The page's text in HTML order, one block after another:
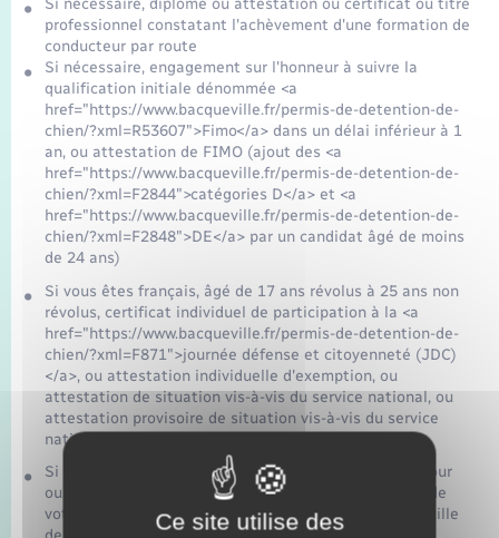
Si nécessaire, diplôme ou attestation ou certificat ou titre
professionnel constatant l'achèvement d'une formation de
conducteur par route
Si nécessaire, engagement sur l'honneur à suivre la
qualification initiale dénommée <a
href="https://www.bacqueville.fr/permis-de-detention-de-
chien/?xml=R53607">Fimo</a> dans un délai inférieur à 1
an, ou attestation de FIMO (ajout des <a
href="https://www.bacqueville.fr/permis-de-detention-de-
chien/?xml=F2844">catégories D</a> et <a
href="https://www.bacqueville.fr/permis-de-detention-de-
chien/?xml=F2848">DE</a> par un candidat âgé de moins
de 24 ans)
Si vous êtes français, âgé de 17 ans révolus à 25 ans non
révolus, certificat individuel de participation à la <a
href="https://www.bacqueville.fr/permis-de-detention-de-
chien/?xml=F871">journée défense et citoyenneté (JDC)
</a>, ou attestation individuelle d'exemption, ou
attestation de situation vis-à-vis du service national, ou
attestation provisoire de situation vis-à-vis du service
national
Si vous êtes étranger, justificatif de régularité du séjour
ou, si vous êtes dispensé d'un titre de séjour, preuve de
votre présence en France depuis au moins 6 mois (feuille
Ce site utilise des